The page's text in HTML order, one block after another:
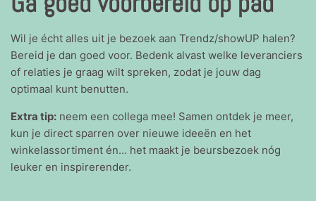
Wil je écht alles uit je bezoek aan Trendz/showUP halen?
Bereid je dan goed voor. Bedenk alvast welke leveranciers
of relaties je graag wilt spreken, zodat je jouw dag
optimaal kunt benutten.
Extra tip: neem een collega mee! Samen ontdek je meer,
kun je direct sparren over nieuwe ideeën en het
winkelassortiment én… het maakt je beursbezoek nóg
leuker en inspirerender.